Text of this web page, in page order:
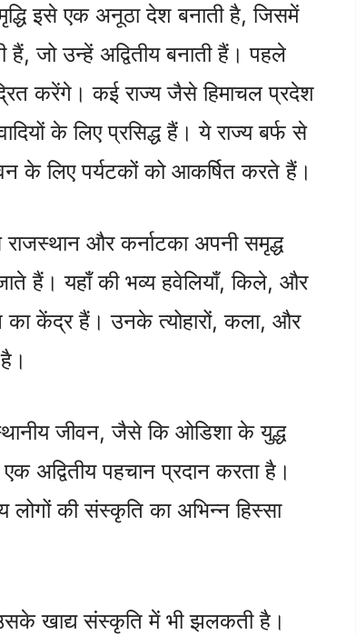
इसे एक अनूठा देश बनाती है, जिसमें
जो उन्हें अद्वितीय बनाती हैं। पहले
करेंगे। कई राज्य जैसे हिमाचल प्रदेश
के लिए प्रसिद्ध हैं। ये राज्य बर्फ से
के लिए पर्यटकों को आकर्षित करते हैं।
और कर्नाटका अपनी समृद्ध
हैं। यहाँ की भव्य हवेलियाँ, किले, और
केंद्र हैं। उनके त्योहारों, कला, और
जीवन, जैसे कि ओडिशा के युद्ध
अद्वितीय पहचान प्रदान करता है।
की संस्कृति का अभिन्न हिस्सा
खाद्य संस्कृति में भी झलकती है।